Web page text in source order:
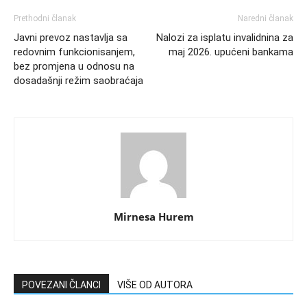
Prethodni članak
Javni prevoz nastavlja sa
redovnim funkcionisanjem,
bez promjena u odnosu na
dosadašnji režim saobraćaja
Naredni članak
Nalozi za isplatu invalidnina za
maj 2026. upućeni bankama
Mirnesa Hurem
POVEZANI ČLANCI VIŠE OD AUTORA